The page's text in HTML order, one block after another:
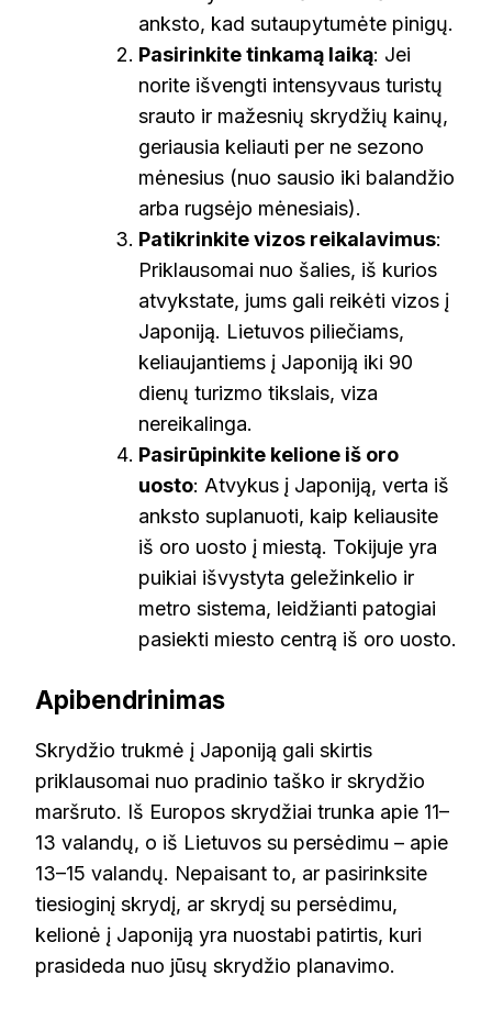
anksto, kad sutaupytumėte pinigų.
Pasirinkite tinkamą laiką: Jei
norite išvengti intensyvaus turistų
srauto ir mažesnių skrydžių kainų,
geriausia keliauti per ne sezono
mėnesius (nuo sausio iki balandžio
arba rugsėjo mėnesiais).
Patikrinkite vizos reikalavimus:
Priklausomai nuo šalies, iš kurios
atvykstate, jums gali reikėti vizos į
Japoniją. Lietuvos piliečiams,
keliaujantiems į Japoniją iki 90
dienų turizmo tikslais, viza
nereikalinga.
Pasirūpinkite kelione iš oro
uosto: Atvykus į Japoniją, verta iš
anksto suplanuoti, kaip keliausite
iš oro uosto į miestą. Tokijuje yra
puikiai išvystyta geležinkelio ir
metro sistema, leidžianti patogiai
pasiekti miesto centrą iš oro uosto.
Apibendrinimas
Skrydžio trukmė į Japoniją gali skirtis
priklausomai nuo pradinio taško ir skrydžio
maršruto. Iš Europos skrydžiai trunka apie 11–
13 valandų, o iš Lietuvos su persėdimu – apie
13–15 valandų. Nepaisant to, ar pasirinksite
tiesioginį skrydį, ar skrydį su persėdimu,
kelionė į Japoniją yra nuostabi patirtis, kuri
prasideda nuo jūsų skrydžio planavimo.